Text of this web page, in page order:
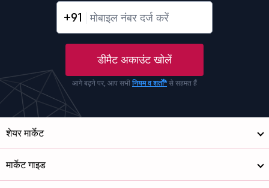
+91
डीमैट अकाउंट खोलें
आगे बढ़ने पर, आप सभी नियम व शर्तों*से सहमत हैं
शेयर मार्केट
मार्केट गाइड